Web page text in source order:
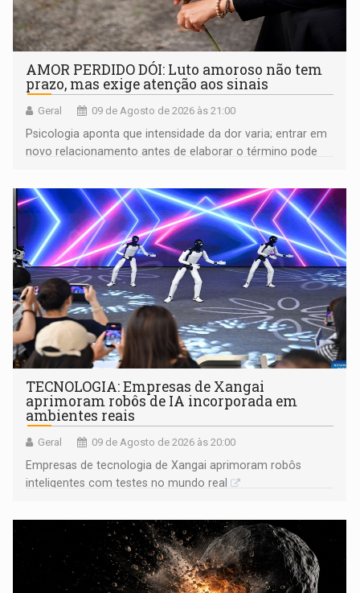
AMOR PERDIDO DÓI: Luto amoroso não tem
prazo, mas exige atenção aos sinais
Geral 09 de Agosto de 2026 às 21:00
Psicologia aponta que intensidade da dor varia; entrar em
novo relacionamento antes de elaborar o término pode
TECNOLOGIA: Empresas de Xangai
aprimoram robôs de IA incorporada em
ambientes reais
Geral 09 de Agosto de 2026 às 20:00
Empresas de tecnologia de Xangai aprimoram robôs
inteligentes com testes no mundo real